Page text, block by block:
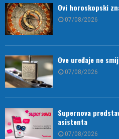
Ovi horoskopski
07/08/2026
Ove uređaje ne
07/08/2026
Supernova
asistenta
07/08/2026